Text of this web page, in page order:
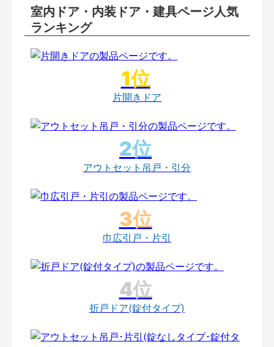
室内ドア・内装ドア・建具ページ人気
ランキング
片開きドア
アウトセット吊戸・引分
巾広引戸・片引
折戸ドア(錠付タイプ)